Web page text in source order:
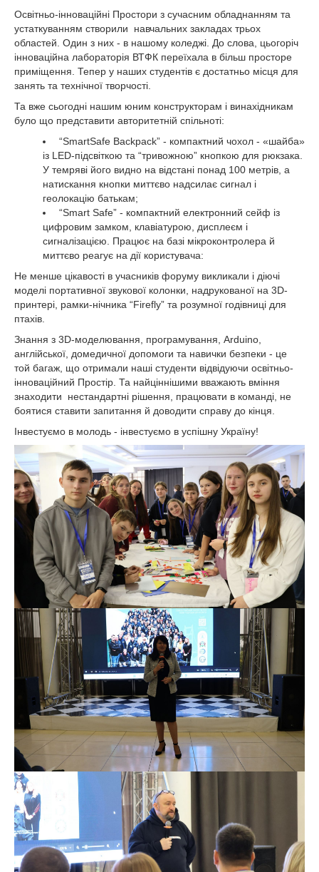
Освітньо-інноваційні Простори з сучасним обладнанням та
устаткуванням створили навчальних закладах трьох
областей. Один з них - в нашому коледжі. До слова, цьогоріч
інноваційна лабораторія ВТФК переїхала в більш просторе
приміщення. Тепер у наших студентів є достатньо місця для
занять та технічної творчості.
Та вже сьогодні нашим юним конструкторам і винахідникам
було що представити авторитетній спільноті:
“SmartSafe Backpack” - компактний чохол - «шайба»
із LED-підсвіткою та “тривожною” кнопкою для рюкзака.
У темряві його видно на відстані понад 100 метрів, а
натискання кнопки миттєво надсилає сигнал і
геолокацію батькам;
“Smart Safe” - компактний електронний сейф із
цифровим замком, клавіатурою, дисплеєм і
сигналізацією. Працює на базі мікроконтролера й
миттєво реагує на дії користувача:
Не менше цікавості в учасників форуму викликали і діючі
моделі портативної звукової колонки, надрукованої на 3D-
принтері, рамки-нічника “Firefly” та розумної годівниці для
птахів.
Знання з 3D-моделювання, програмування, Arduino,
англійської, домедичної допомоги та навички безпеки - це
той багаж, що отримали наші студенти відвідуючи освітньо-
інноваційний Простір. Та найціннішими вважають вміння
знаходити нестандартні рішення, працювати в команді, не
боятися ставити запитання й доводити справу до кінця.
Інвестуємо в молодь - інвестуємо в успішну Україну!